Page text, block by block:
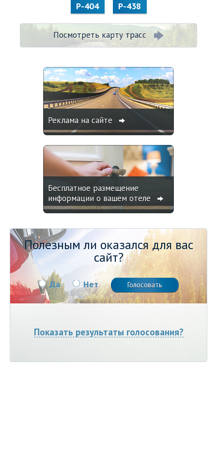
Р-404
Р-438
Посмотреть карту трасс
Реклама на сайте
Бесплатное размещение
информации о вашем отеле
Полезным ли оказался для вас
сайт?
Да Нет
Показать результаты голосования?